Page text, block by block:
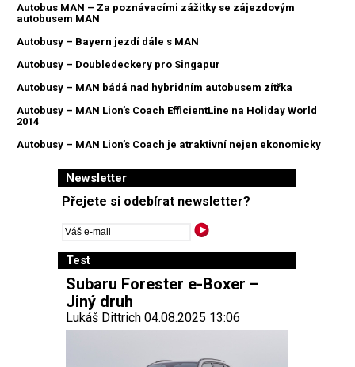
Autobus MAN – Za poznávacími zážitky se zájezdovým
autobusem MAN
Autobusy – Bayern jezdí dále s MAN
Autobusy – Doubledeckery pro Singapur
Autobusy – MAN bádá nad hybridním autobusem zítřka
Autobusy – MAN Lion’s Coach EfficientLine na Holiday World
2014
Autobusy – MAN Lion’s Coach je atraktivní nejen ekonomicky
Newsletter
Přejete si odebírat newsletter?
Test
Subaru Forester e-Boxer –
Jiný druh
Lukáš Dittrich 04.08.2025 13:06